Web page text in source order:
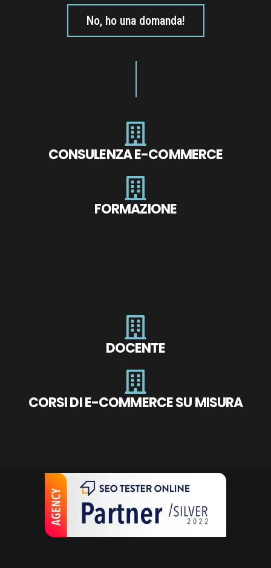
No, ho una domanda!
CONSULENZA E-COMMERCE
FORMAZIONE
DOCENTE
CORSI DI E-COMMERCE SU MISURA